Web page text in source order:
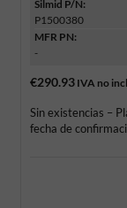
Silmid P/N:
P1500380
MFR PN:
-
€290.93IVA no
Sin existencias –
fecha de